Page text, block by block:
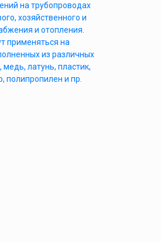
на трубопроводах
хозяйственного и
и отопления.
применяться на
из различных
медь, латунь, пластик,
полипропилен и пр.